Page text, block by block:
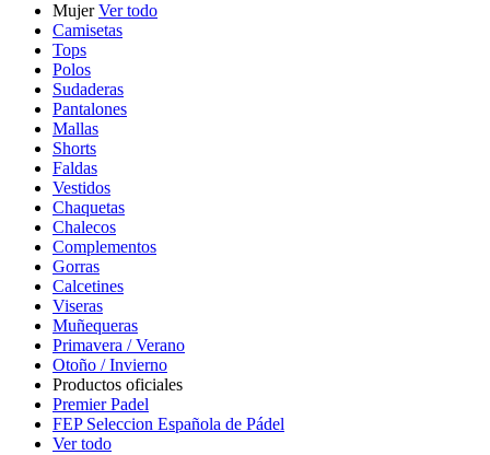
MujerVer todo
Camisetas
Tops
Polos
Sudaderas
Pantalones
Mallas
Shorts
Faldas
Vestidos
Chaquetas
Chalecos
Complementos
Gorras
Calcetines
Viseras
Muñequeras
Primavera / Verano
Otoño / Invierno
Productos oficiales
Premier Padel
FEP Seleccion Española de Pádel
Ver todo